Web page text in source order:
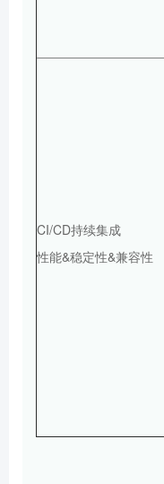
CI/CD持续集成
性能&稳定性&兼容性